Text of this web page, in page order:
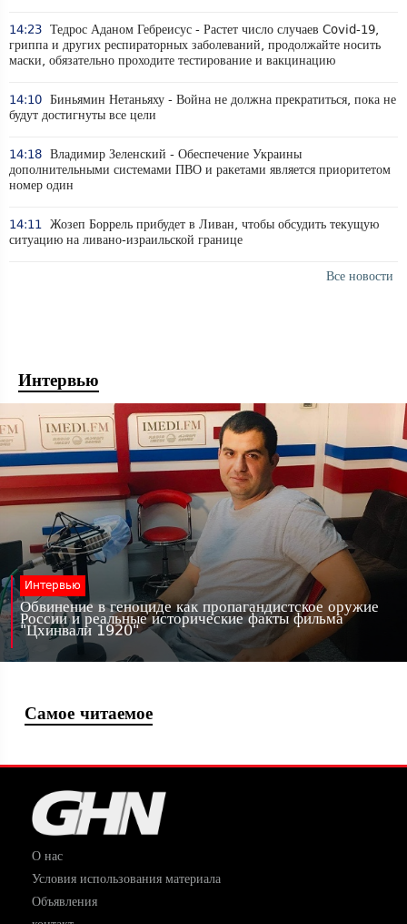
14:23 Тедрос Аданом Гебреисус - Растет число случаев Covid-19,
гриппа и других респираторных заболеваний, продолжайте носить
маски, обязательно проходите тестирование и вакцинацию
14:10 Биньямин Нетаньяху - Война не должна прекратиться, пока не
будут достигнуты все цели
14:18 Владимир Зеленский - Обеспечение Украины
дополнительными системами ПВО и ракетами является приоритетом
номер один
14:11 Жозеп Боррель прибудет в Ливан, чтобы обсудить текущую
ситуацию на ливано-израильской границе
Все новости
Интервью
Интервью
Обвинение в геноциде как пропагандистское оружие
России и реальные исторические факты фильма
"Цхинвали 1920"
Самое читаемое
О нас
Условия использования материала
Объявления